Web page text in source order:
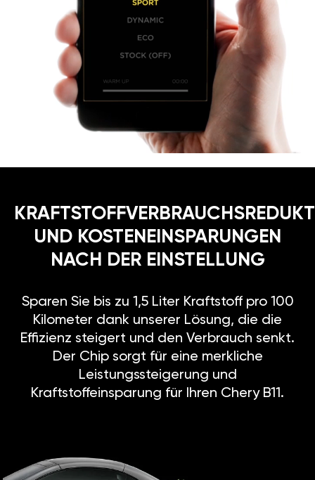
UND KOSTENEINSPARUNGEN
NACH DER EINSTELLUNG
Sparen Sie bis zu 1,5 Liter Kraftstoff pro 100
Kilometer dank unserer Lösung, die die
Effizienz steigert und den Verbrauch senkt.
Der Chip sorgt für eine merkliche
Leistungssteigerung und
Kraftstoffeinsparung für Ihren Chery B11.